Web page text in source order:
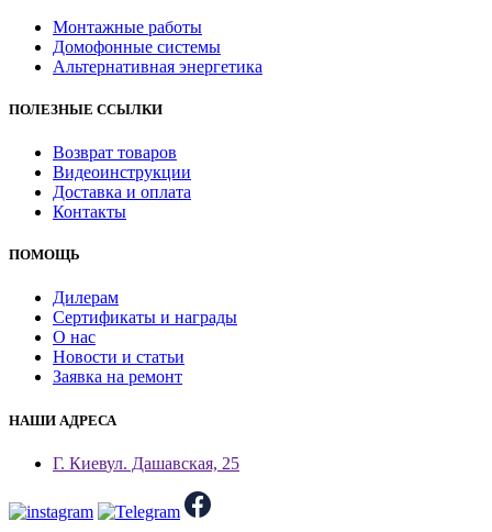
Монтажные работы
Домофонные системы
Альтернативная энергетика
ПОЛЕЗНЫЕ ССЫЛКИ
Возврат товаров
Видеоинструкции
Доставка и оплата
Контакты
ПОМОЩЬ
Дилерам
Сертификаты и награды
О нас
Новости и статьи
Заявка на ремонт
НАШИ АДРЕСА
Г. Киевул. Дашавская, 25